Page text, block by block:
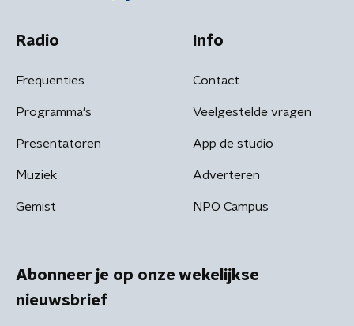
Radio
Frequenties
Programma's
Presentatoren
Muziek
Gemist
Info
Contact
Veelgestelde vragen
App de studio
Adverteren
NPO Campus
Abonneer je op onze wekelijkse
nieuwsbrief